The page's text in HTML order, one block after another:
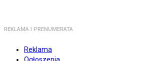
REKLAMA I PRENUMERATA
Reklama